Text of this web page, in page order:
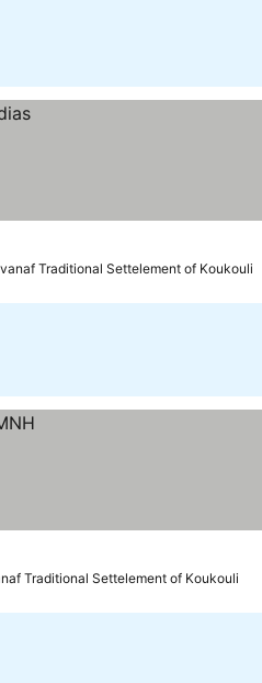
Traditional Settelement of Koukouli
Traditional Settelement of Koukouli